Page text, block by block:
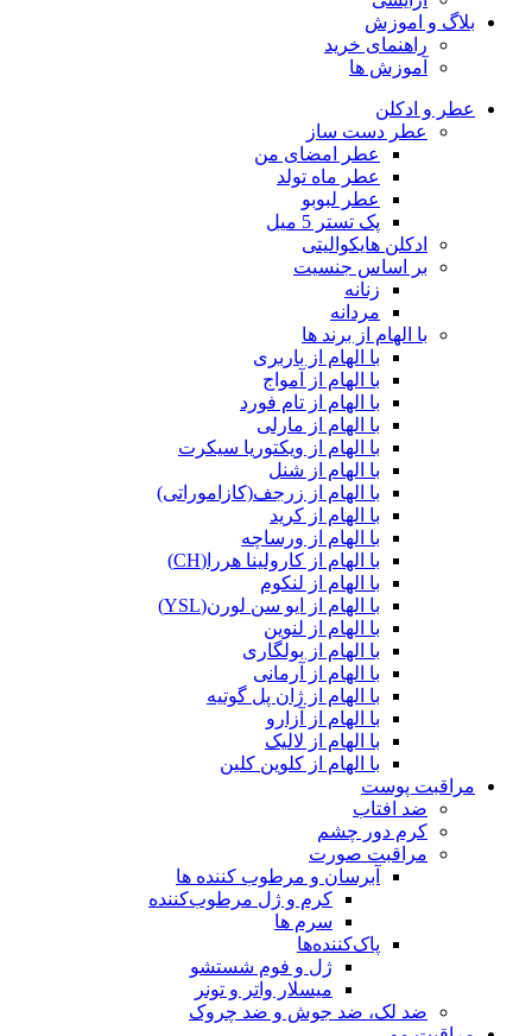
بلاگ و اموزش
راهنمای خرید
آموزش ها
عطر و ادکلن
عطر دست ساز
عطر امضای من
عطر ماه تولد
عطر لبوبو
پک تستر 5 میل
ادکلن هایکوالیتی
بر اساس جنسیت
زنانه
مردانه
با الهام از برند ها
با الهام از باربری
با الهام از آمواج
با الهام از تام فورد
با الهام از مارلی
با الهام از ویکتوریا سیکرت
با الهام از شنل
با الهام از زرجف(کازاموراتی)
با الهام از کرید
با الهام از ورساچه
با الهام از کارولینا هررا(CH)
با الهام از لنکوم
با الهام از ایو سن لورن(YSL)
با الهام از لنوین
با الهام از بولگاری
با الهام از آرمانی
با الهام از ژان پل گوتیه
با الهام از آزارو
با الهام از لالیک
با الهام از کلوین کلین
مراقبت پوست
ضد افتاب
کرم دور چشم
مراقبت صورت
آبرسان و مرطوب کننده ها
کرم و ژل مرطوب‌کننده
سرم ها
پاک‌کننده‌ها
ژل و فوم شستشو
میسلار واتر و تونر
ضد لک، ضد جوش و ضد چروک